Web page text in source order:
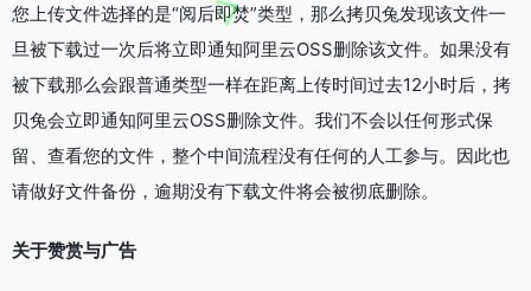
您上传文件选择的是“阅后即焚”类型，那么拷贝兔发现该文件一
旦被下载过一次后将立即通知阿里云OSS删除该文件。如果没有
被下载那么会跟普通类型一样在距离上传时间过去12小时后，拷
贝兔会立即通知阿里云OSS删除文件。我们不会以任何形式保
留、查看您的文件，整个中间流程没有任何的人工参与。因此也
请做好文件备份，逾期没有下载文件将会被彻底删除。
关于赞赏与广告